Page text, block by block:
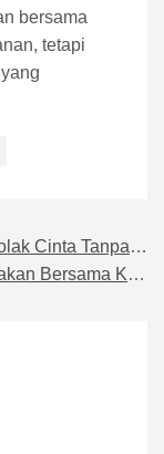
bersama
tetapi
Tanpa Menyakiti
Keluarga?